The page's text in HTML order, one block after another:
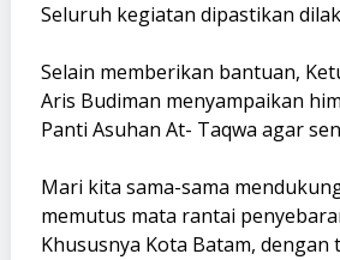
Seluruh kegiatan dipastikan
Selain memberikan bantuan,
Aris Budiman menyampaikan
Panti Asuhan At- Taqwa agar
Mari kita sama-sama
memutus mata rantai
Khususnya Kota Batam,